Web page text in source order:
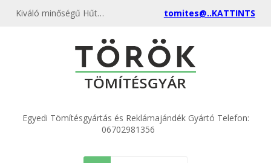
Kiváló minőségű Hűtőmágnes 76 x 57 víztiszta 50 db kedvező áron, vonalkód 5999860594147 egyenest a gyártótól, rendeld meg most és csatlakozz a több ezer elégedett vásárlóhoz. tomites@..KATTINTS
Egyedi Tömítésgyártás és Reklámajándék Gyártó Telefon:
06702981356